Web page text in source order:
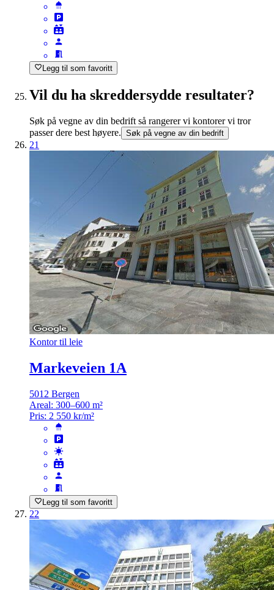
Legg til som favoritt
Vil du ha skreddersydde resultater?
Søk på vegne av din bedrift så rangerer vi kontorer vi tror
passer dere best høyere. Søk på vegne av din bedrift
21
Kontor til leie
Markeveien 1A
5012 Bergen
Areal: 300–600 m²
Pris: 2 550 kr/m²
Legg til som favoritt
22